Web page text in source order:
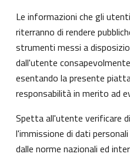
Le informazioni che gli
riterranno di rendere
strumenti messi a
dall'utente
esentando la presente
responsabilità in merito ad
Spetta all'utente verificare
l'immissione di dati
dalle norme nazionali ed